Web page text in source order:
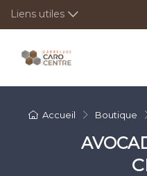
Liens utiles
Accueil Boutique